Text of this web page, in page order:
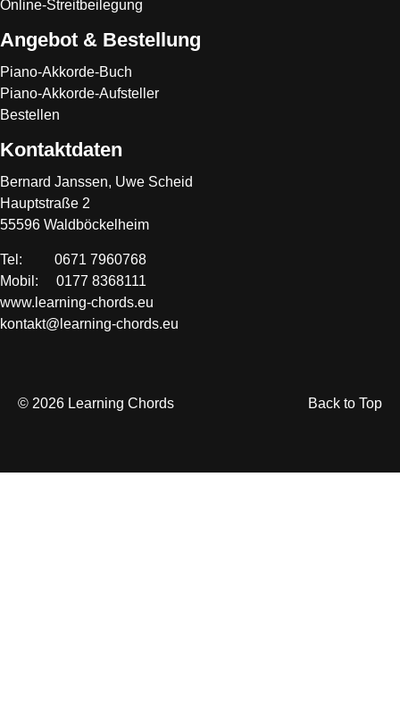
Online-Streitbeilegung
Angebot & Bestellung
Piano-Akkorde-Buch
Piano-Akkorde-Aufsteller
Bestellen
Kontaktdaten
Bernard Janssen, Uwe Scheid
Hauptstraße 2
55596 Waldböckelheim
Tel: 0671 7960768
Mobil: 0177 8368111
www.learning-chords.eu
kontakt@learning-chords.eu
Back to Top
© 2026 Learning Chords